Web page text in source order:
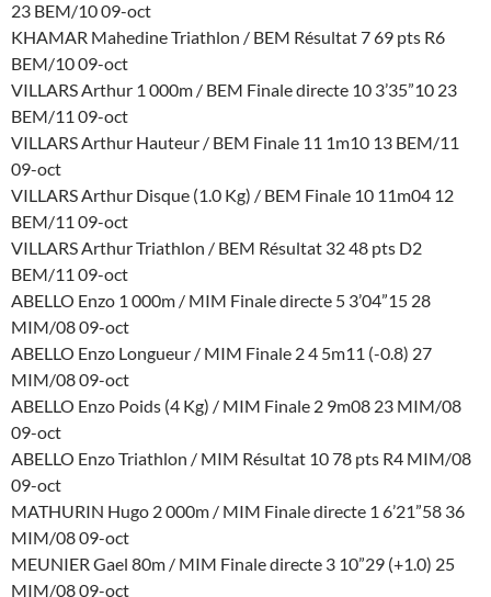
23 BEM/10 09-oct
KHAMAR Mahedine Triathlon / BEM Résultat 7 69 pts R6
BEM/10 09-oct
VILLARS Arthur 1 000m / BEM Finale directe 10 3’35”10 23
BEM/11 09-oct
VILLARS Arthur Hauteur / BEM Finale 11 1m10 13 BEM/11
09-oct
VILLARS Arthur Disque (1.0 Kg) / BEM Finale 10 11m04 12
BEM/11 09-oct
VILLARS Arthur Triathlon / BEM Résultat 32 48 pts D2
BEM/11 09-oct
ABELLO Enzo 1 000m / MIM Finale directe 5 3’04”15 28
MIM/08 09-oct
ABELLO Enzo Longueur / MIM Finale 2 4 5m11 (-0.8) 27
MIM/08 09-oct
ABELLO Enzo Poids (4 Kg) / MIM Finale 2 9m08 23 MIM/08
09-oct
ABELLO Enzo Triathlon / MIM Résultat 10 78 pts R4 MIM/08
09-oct
MATHURIN Hugo 2 000m / MIM Finale directe 1 6’21”58 36
MIM/08 09-oct
MEUNIER Gael 80m / MIM Finale directe 3 10”29 (+1.0) 25
MIM/08 09-oct